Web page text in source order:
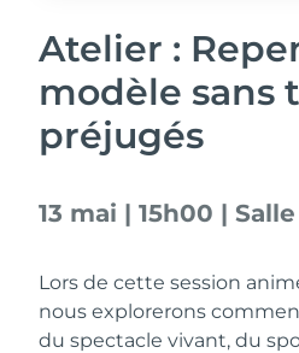
Atelier :
modèle sans
préjugés
13 mai | 15h00 | Salle
Lors de cette session
nous explorerons
du spectacle vivant, du